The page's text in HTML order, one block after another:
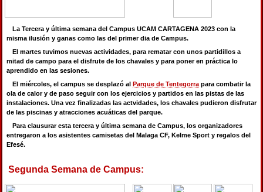
La Tercera y última semana del Campus UCAM CARTAGENA 2023 con la
misma ilusión y ganas como las del primer dia de Campus.
El martes tuvimos nuevas actividades, para rematar con unos partidillos a
mitad de campo para el disfrute de los chavales y para poner en práctica lo
aprendido en las sesiones.
El miércoles, el campus se desplazó al Parque de Tentegorra para combatir la
ola de calor y de paso seguir con los ejercicios y partidos en las pistas de las
instalaciones. Una vez finalizadas las actvidades, los chavales pudieron disfrutar
de las piscinas y atracciones acuáticas del parque.
Para clausurar esta tercera y última semana de Campus, los organizadores
entregaron a los asistentes camisetas del Malaga CF, Kelme Sport y regalos del
Efesé.
Segunda Semana de Campus: